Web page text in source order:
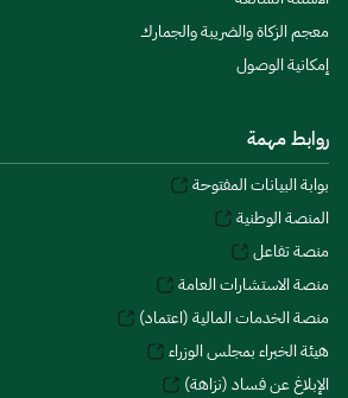
معجم الزكاة والضريبة والجمارك
إمكانية الوصول
روابط مهمة
بوابة البيانات المفتوحة
المنصة الوطنية
منصة تفاعل
منصة الاستشارات العامة
منصة الخدمات المالية (اعتماد)
هيئة الخبراء بمجلس الوزراء
الإبلاغ عن فساد (نزاهة)